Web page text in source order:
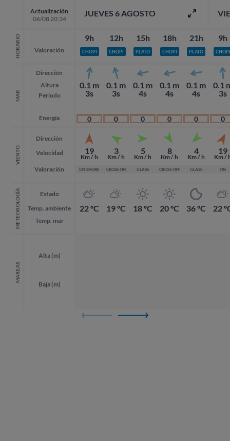
Actualización
06/08 20:34
HORARIO Valoración
MAR
Dirección
Altura
Periodo
Energía
VIENTO
Dirección
Velocidad
Valoración
METEOROLOGÍA
Estado
Temp. ambiente
Temp. mar
MAREAS
Alta (m)
Baja (m)
JUEVES 6 AGOSTO
9h
CHOPI
0.1 m
3s
0
19
Km / h
ON SHORE
22 ºC
12h
CHOPI
0.1 m
3s
0
3
Km / h
CROSS ON
19 ºC
15h
PLATO
0.1 m
4s
0
5
Km / h
GLASS
18 ºC
18h
CHOPI
0.1 m
4s
0
8
Km / h
CROSS OFF
20 ºC
21h
PLATO
0.1 m
4s
0
4
Km / h
GLASS
36 ºC
9h
CHOPI
0.1
3s
0
19
Km /
ON
22